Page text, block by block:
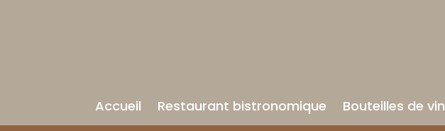
Accueil Restaurant bistronomique Bouteilles de vin